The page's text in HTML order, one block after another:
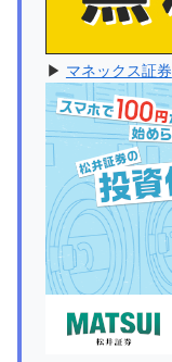
▶ マネックス証券